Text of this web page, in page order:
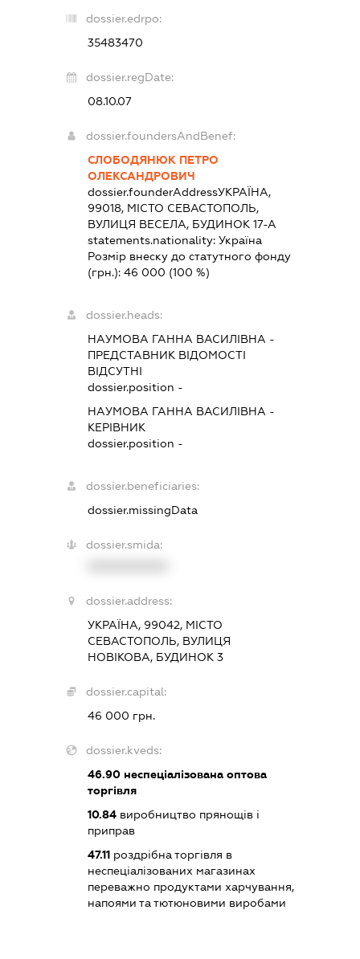
dossier.edrpo:
35483470
dossier.regDate:
08.10.07
dossier.foundersAndBenef:
СЛОБОДЯНЮК ПЕТРО
ОЛЕКСАНДРОВИЧ
dossier.founderAddressУКРАЇНА,
99018, МІСТО СЕВАСТОПОЛЬ,
ВУЛИЦЯ ВЕСЕЛА, БУДИНОК 17-А
statements.nationality:Україна
Розмір внеску до статутного фонду
(грн.):46 000 (100 %)
dossier.heads:
НАУМОВА ГАННА ВАСИЛІВНА -
ПРЕДСТАВНИК ВІДОМОСТІ
ВІДСУТНІ
dossier.position -
НАУМОВА ГАННА ВАСИЛІВНА -
КЕРІВНИК
dossier.position -
dossier.beneficiaries:
dossier.missingData
dossier.smida:
dossier.address:
УКРАЇНА, 99042, МІСТО
СЕВАСТОПОЛЬ, ВУЛИЦЯ
НОВІКОВА, БУДИНОК 3
dossier.capital:
46 000 грн.
dossier.kveds:
46.90 неспеціалізована оптова
торгівля
10.84 виробництво прянощів і
приправ
47.11 роздрібна торгівля в
неспеціалізованих магазинах
переважно продуктами харчування,
напоями та тютюновими виробами